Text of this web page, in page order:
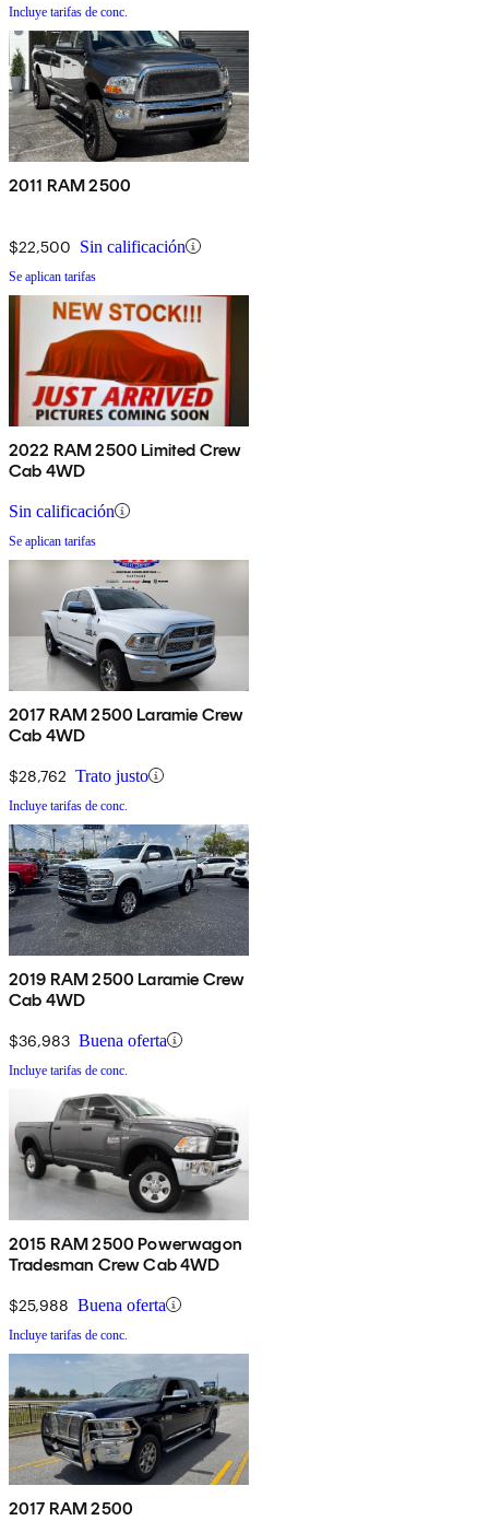
Incluye tarifas de conc.
2011 RAM 2500
$22,500 Sin calificación
Se aplican tarifas
2022 RAM 2500 Limited Crew
Cab 4WD
Sin calificación
Se aplican tarifas
2017 RAM 2500 Laramie Crew
Cab 4WD
$28,762 Trato justo
Incluye tarifas de conc.
2019 RAM 2500 Laramie Crew
Cab 4WD
$36,983 Buena oferta
Incluye tarifas de conc.
2015 RAM 2500 Powerwagon
Tradesman Crew Cab 4WD
$25,988 Buena oferta
Incluye tarifas de conc.
2017 RAM 2500